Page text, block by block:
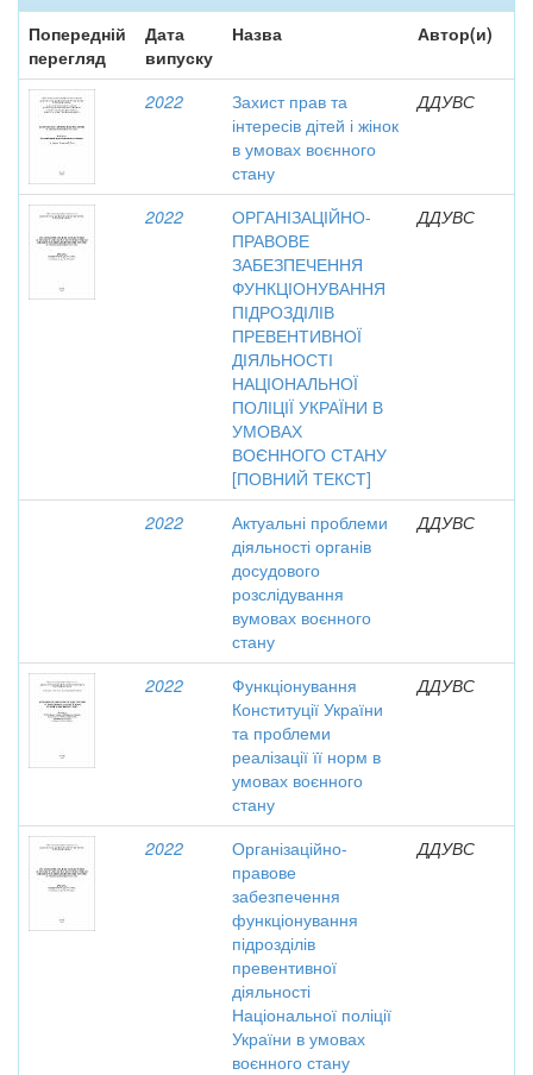
Попередній
перегляд
Дата
випуску
Назва Автор(и)
2022
Захист прав та
інтересів дітей і жінок
в умовах воєнного
стану
ДДУВС
2022
ОРГАНІЗАЦІЙНО-
ПРАВОВЕ
ЗАБЕЗПЕЧЕННЯ
ФУНКЦІОНУВАННЯ
ПІДРОЗДІЛІВ
ПРЕВЕНТИВНОЇ
ДІЯЛЬНОСТІ
НАЦІОНАЛЬНОЇ
ПОЛІЦІЇ УКРАЇНИ В
УМОВАХ
ВОЄННОГО СТАНУ
[ПОВНИЙ ТЕКСТ]
ДДУВС
2022
Актуальні проблеми
діяльності органів
досудового
розслідування
вумовах воєнного
стану
ДДУВС
2022
Функціонування
Конституції України
та проблеми
реалізації її норм в
умовах воєнного
стану
ДДУВС
2022
Організаційно-
правове
забезпечення
функціонування
підрозділів
превентивної
діяльності
Національної поліції
України в умовах
воєнного стану
ДДУВС